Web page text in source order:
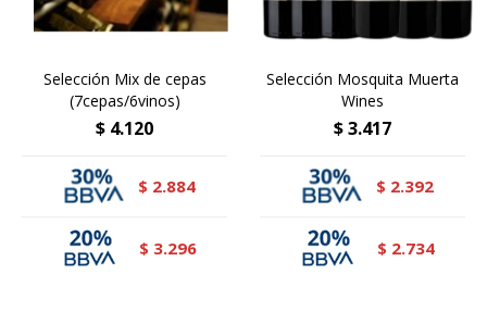
Selección Mix de cepas
(7cepas/6vinos)
$ 4.120
$ 2.884
$ 3.296
Selección Mosquita Muerta
Wines
$3.417
$ 2.392
$ 2.734